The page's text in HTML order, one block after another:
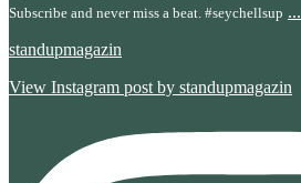
Subscribe and never miss a beat. #seychellsup ...
standupmagazin
View Instagram post by standupmagazin